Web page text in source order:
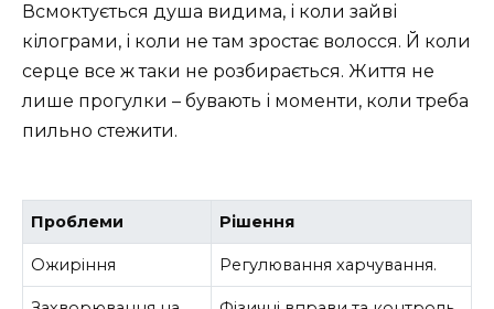
Всмоктується душа видима, і коли зайві
кілограми, і коли не там зростає волосся. Й коли
серце все ж таки не розбирається. Життя не
лише прогулки – бувають і моменти, коли треба
пильно стежити.
Проблеми Рішення
Ожиріння Регулювання харчування.